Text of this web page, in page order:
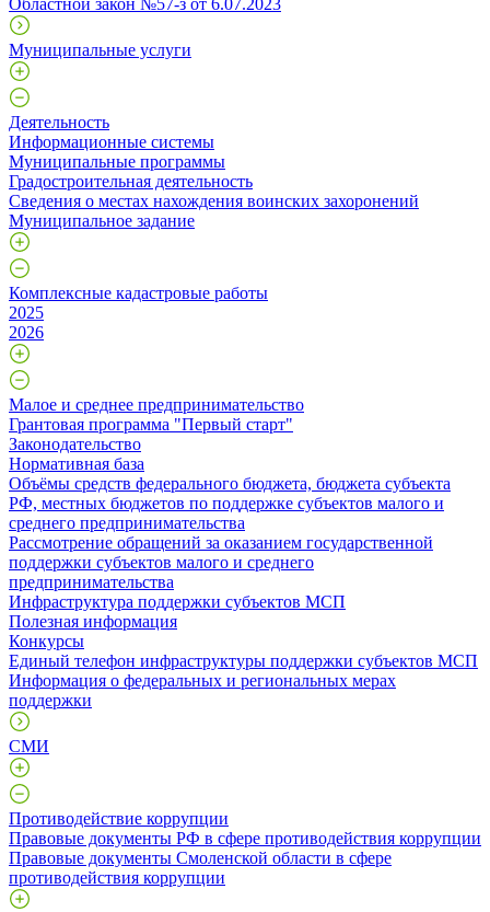
Муниципальные услуги
Деятельность
Информационные системы
Муниципальные программы
Градостроительная деятельность
Сведения о местах нахождения воинских захоронений
Муниципальное задание
Комплексные кадастровые работы
2025
2026
Малое и среднее предпринимательство
Грантовая программа "Первый старт"
Законодательство
Нормативная база
Объёмы средств федерального бюджета, бюджета субъекта
РФ, местных бюджетов по поддержке субъектов малого и
среднего предпринимательства
Рассмотрение обращений за оказанием государственной
поддержки субъектов малого и среднего
предпринимательства
Инфраструктура поддержки субъектов МСП
Полезная информация
Конкурсы
Единый телефон инфраструктуры поддержки субъектов МСП
Информация о федеральных и региональных мерах
поддержки
СМИ
Противодействие коррупции
Правовые документы РФ в сфере противодействия коррупции
Правовые документы Смоленской области в сфере
противодействия коррупции